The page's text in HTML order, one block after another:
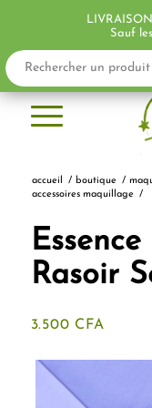
accueil / boutique /
accessoires maquillage
/
Rasoir
3.500 CFA
Sauf